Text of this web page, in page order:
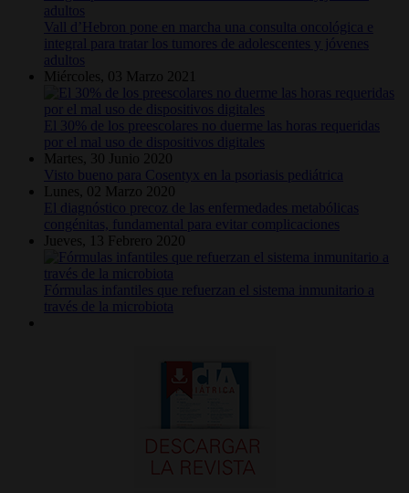
Vall d’Hebron pone en marcha una consulta oncológica e
integral para tratar los tumores de adolescentes y jóvenes
adultos
Miércoles, 03 Marzo 2021
El 30% de los preescolares no duerme las horas requeridas
por el mal uso de dispositivos digitales
Martes, 30 Junio 2020
Visto bueno para Cosentyx en la psoriasis pediátrica
Lunes, 02 Marzo 2020
El diagnóstico precoz de las enfermedades metabólicas
congénitas, fundamental para evitar complicaciones
Jueves, 13 Febrero 2020
Fórmulas infantiles que refuerzan el sistema inmunitario a
través de la microbiota